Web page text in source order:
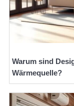
Warum sind
Wärmequelle?